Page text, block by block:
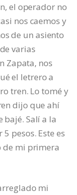
el operador no
nos caemos y
de un asiento
varias
Zapata, nos
el letrero a
tren. Lo tomé y
dijo que ahí
bajé. Salí a la
pesos. Este es
de mi primera
mi